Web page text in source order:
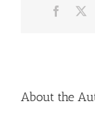
About the